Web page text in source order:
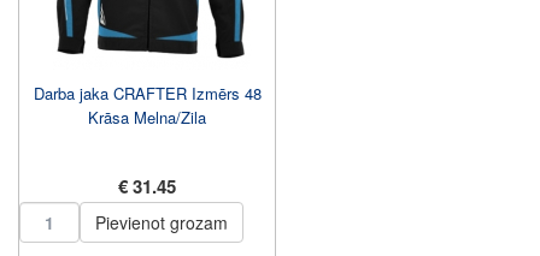
Darba jaka CRAFTER Izmērs 48
Krāsa Melna/Zila
€ 31.45
Pievienot grozam